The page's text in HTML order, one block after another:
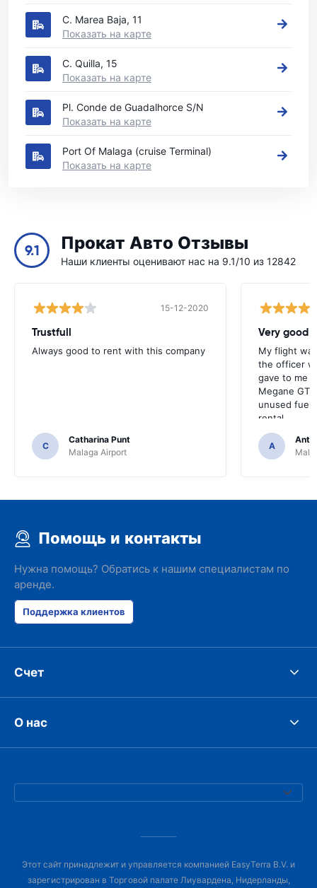
C. Marea Baja, 11
Показать на карте
C. Quilla, 15
Показать на карте
Pl. Conde de Guadalhorce S/N
Показать на карте
Port Of Malaga (cruise Terminal)
Показать на карте
9.1 Прокат Авто Отзывы
Наши клиенты оценивают нас на 9.1/10 из 12842
15-12-2020
Trustfull
Always good to rent with this company
C
Catharina Punt
Malaga Airport
Very good
My flight
the officer
gave to me
Megane GT
unused fuel.
rental.
A
Antti
Помощь и контакты
Нужна помощь? Обратись к нашим специалистам по
аренде.
Поддержка клиентов
Счет
О нас
Этот сайт принадлежит и управляется компанией EasyTerra B.V. и
зарегистрирован в Торговой палате Лиувардена, Нидерланды,